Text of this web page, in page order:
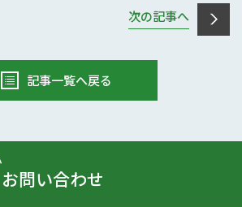
次の記事へ
記事一覧へ戻る
お問い合わせ